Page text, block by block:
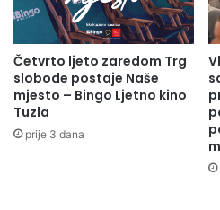
na broj 122 ili direktnim
službenicima na terenu.
Odsjek za odnose sa javnošću,
analitiku i planiranje
Četvrto ljeto zaredom Trg
slobode postaje Naše
mjesto – Bingo Ljetno kino
Tuzla
prije 3 dana